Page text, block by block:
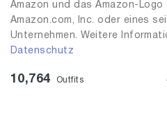
Amazon und das Amazon-Logo
Amazon.com, Inc. oder eines
Unternehmen. Weitere
Datenschutz
10,764 Outfits